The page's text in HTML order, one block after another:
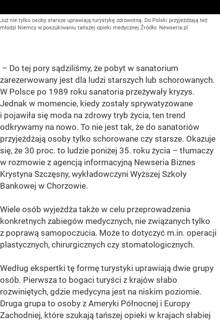
Już nie tylko osoby starsze uprawiają turystykę zdrowotną. Do Polski przyjeżdżają też
młodzi Niemcy w poszukiwaniu tańszej opieki medycznej Źródło: Newseria.pl
– Do tej pory sądziliśmy, że pobyt w sanatorium
zarezerwowany jest dla ludzi starszych lub schorowanych.
W Polsce po 1989 roku sanatoria przeżywały kryzys.
Jednak w momencie, kiedy zostały sprywatyzowane
i pojawiła się moda na zdrowy tryb życia, ten trend
odkrywamy na nowo. To nie jest tak, że do sanatoriów
przyjeżdżają osoby tylko schorowane czy starsze. Okazuje
się, że 30 proc. to ludzie poniżej 35. roku życia – tłumaczy
w rozmowie z agencją informacyjną Newseria Biznes
Krystyna Szczęsny, wykładowczyni Wyższej Szkoły
Bankowej w Chorzowie.
Wiele osób wyjeżdża także w celu przeprowadzenia
konkretnych zabiegów medycznych, nie związanych tylko
z poprawą samopoczucia. Może to dotyczyć m.in. operacji
plastycznych, chirurgicznych czy stomatologicznych.
Według ekspertki tę formę turystyki uprawiają dwie grupy
osób. Pierwsza to bogaci turyści z krajów słabo
rozwiniętych, gdzie medycyna jest na niskim poziomie.
Druga grupa to osoby z Ameryki Północnej i Europy
Zachodniej, które szukają tańszej opieki w krajach słabiej